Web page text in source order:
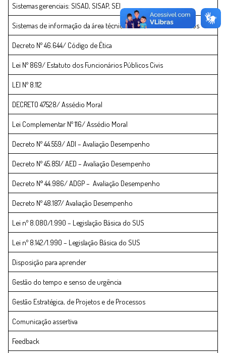
Sistemas gerenciais: SISAD, SISAP, SEI
Sistemas de informação da área técnica: CNES, SIA dentre outros
Decreto Nº 46.644/ Código de Ética
Lei Nº 869/ Estatuto dos Funcionários Públicos Civis
LEI Nº 8.112
DECRETO 47528/ Assédio Moral
Lei Complementar Nº 116/ Assédio Moral
Decreto Nº 44.559/ ADI – Avaliação Desempenho
Decreto Nº 45.851/ AED – Avaliação Desempenho
Decreto N° 44.986/ ADGP – Avaliação Desempenho
Decreto Nº 48.187/ Avaliação Desempenho
Lei nº 8.080/1.990 – Legislação Básica do SUS
Lei nº 8.142/1.990 – Legislação Básica do SUS
Disposição para aprender
Gestão do tempo e senso de urgência
Gestão Estratégica, de Projetos e de Processos
Comunicação assertiva
Feedback